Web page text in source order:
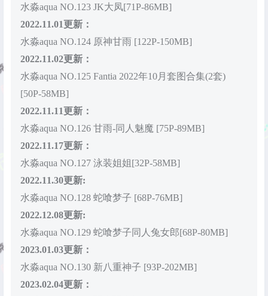
水淼aqua NO.123 JK大凤[71P-86MB]
2022.11.01更新：
水淼aqua NO.124 原神甘雨 [122P-150MB]
2022.11.02更新：
水淼aqua NO.125 Fantia 2022年10月套图合集(2套)
[50P-58MB]
2022.11.11更新：
水淼aqua NO.126 甘雨-同人魅魔 [75P-89MB]
2022.11.17更新：
水淼aqua NO.127 泳装姐姐[32P-58MB]
2022.11.30更新:
水淼aqua NO.128 蛇喰梦子 [68P-76MB]
2022.12.08更新:
水淼aqua NO.129 蛇喰梦子同人兔女郎[68P-80MB]
2023.01.03更新：
水淼aqua NO.130 新八重神子 [93P-202MB]
2023.02.04更新：